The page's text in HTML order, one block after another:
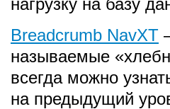
нагрузку на базу
Breadcrumb NavXT
называемые
всегда можно
на предыдущий